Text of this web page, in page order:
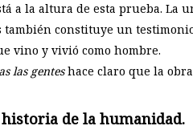
a la altura de esta prueba.
constituye un
vino y vivió como hombre.
las genteshace claro que la
de la humanidad.